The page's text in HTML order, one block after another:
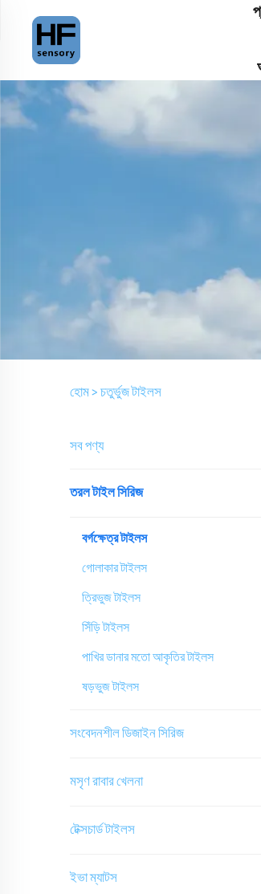
হোম >চতুর্ভুজ টাইলস
সব পণ্য
তরল টাইল সিরিজ
বর্গক্ষেত্র টাইলস
গোলাকার টাইলস
ত্রিভুজ টাইলস
সিঁড়ি টাইলস
পাখির ডানার মতো আকৃতির টাইলস
ষড়ভুজ টাইলস
সংবেদনশীল ডিজাইন সিরিজ
মসৃণ রাবার খেলনা
টেক্সচার্ড টাইলস
ইভা ম্যাটস